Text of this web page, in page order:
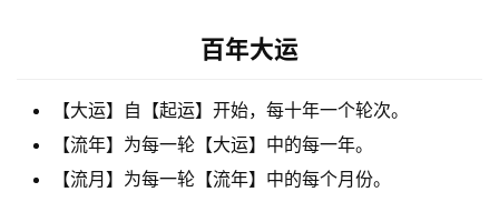
服
百年大运
【大运】自【起运】开始，每十年一个轮次。
【流年】为每一轮【大运】中的每一年。
【流月】为每一轮【流年】中的每个月份。